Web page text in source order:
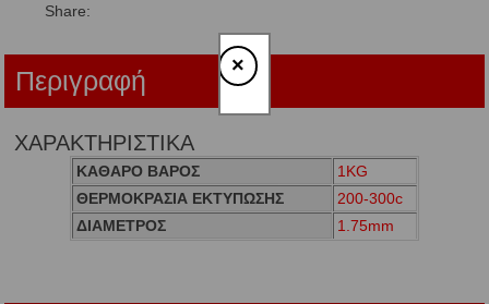
Share:
Περιγραφή
ΧΑΡΑΚΤΗΡΙΣΤΙΚΑ
ΚΑΘΑΡΟ ΒΑΡΟΣ
1KG
ΘΕΡΜΟΚΡΑΣΙΑ ΕΚΤΥΠΩΣΗΣ
200-300c
ΔΙΑΜΕΤΡΟΣ
1.75mm
×